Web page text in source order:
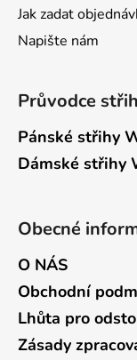
Jak zadat
Napište nám
Průvodce
Pánské střihy
Dámské střihy
Obecné
O NÁS
Obchodní
Lhůta pro
Zásady